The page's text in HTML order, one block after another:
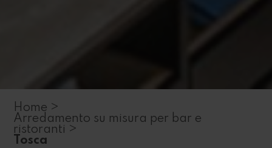
Home >
Arredamento su misura per bar e
ristoranti >
Tosca